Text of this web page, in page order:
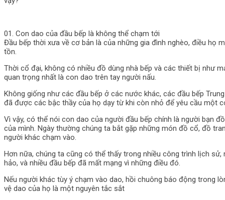
01. Con dao của đầu bếp là không thể chạm tới
Đầu bếp thời xưa về cơ bản là của những gia đình nghèo, điều họ
tồn.
Thời cổ đại, không có nhiều đồ dùng nhà bếp và các thiết bị như
quan trọng nhất là con dao trên tay người nấu.
Không giống như các đầu bếp ở các nước khác, các đầu bếp
đã được các bậc thầy của họ dạy từ khi còn nhỏ để yêu cầu một
Vì vậy, có thể nói con dao của người đầu bếp chính là người bạn
của mình. Ngày thường chúng ta bắt gặp những món đồ cổ, đồ
người khác chạm vào.
Hơn nữa, chúng ta cũng có thể thấy trong nhiều công trình lịch
hảo, và nhiều đầu bếp đã mất mạng vì những điều đó.
Nếu người khác tùy ý chạm vào dao, hồi chuông báo động trong
vệ dao của họ là một nguyên tắc sắt